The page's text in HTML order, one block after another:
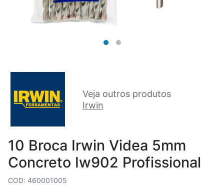
Veja outros produtos
Irwin
10 Broca Irwin Videa 5mm
Concreto Iw902 Profissional
COD: 460001005